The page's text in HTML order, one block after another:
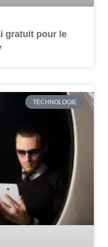
gratuit pour le
TECHNOLOGIE